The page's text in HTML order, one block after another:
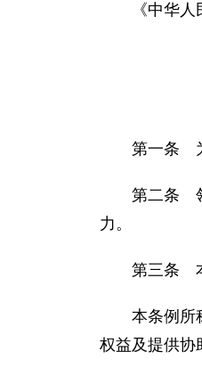
《中华
第一条
第二条
力。
第三条
本条例所
权益及提供协